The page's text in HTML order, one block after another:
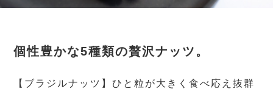
個性豊かな5種類の贅沢ナッツ。
【ブラジルナッツ】ひと粒が大きく食べ応え抜群